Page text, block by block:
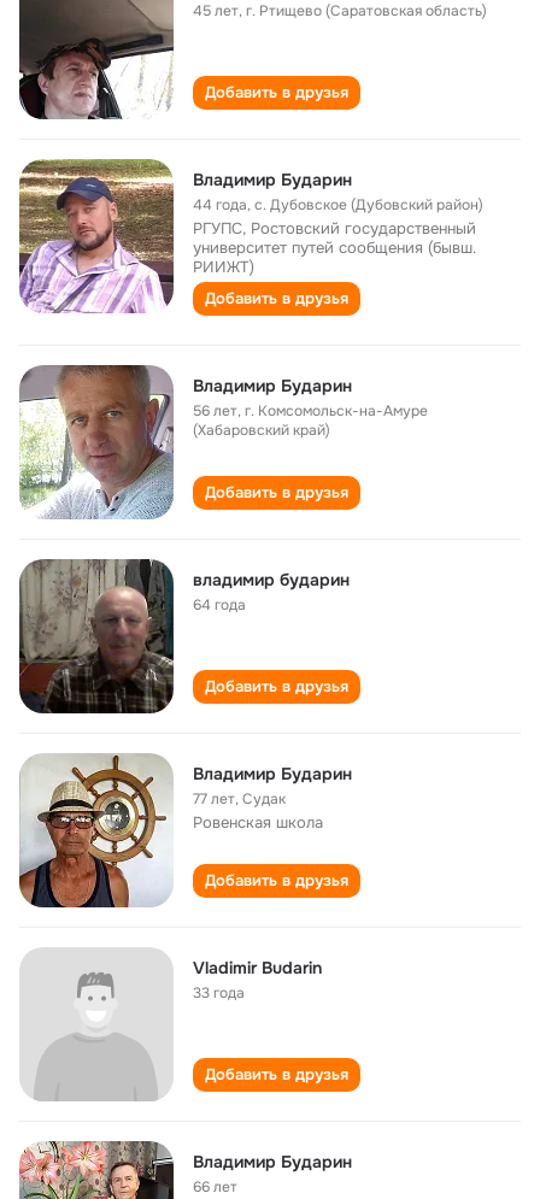
45 лет,г. Ртищево (Саратовская область)
Добавить в друзья
Владимир Бударин
44 года,с. Дубовское (Дубовский район)
РГУПС, Ростовский государственный
университет путей сообщения (бывш.
РИИЖТ)
Добавить в друзья
Владимир Бударин
56 лет,г. Комсомольск-на-Амуре
(Хабаровский край)
Добавить в друзья
владимир бударин
64 года
Добавить в друзья
Владимир Бударин
77 лет,Судак
Ровенская школа
Добавить в друзья
Vladimir Budarin
33 года
Добавить в друзья
Владимир Бударин
66 лет